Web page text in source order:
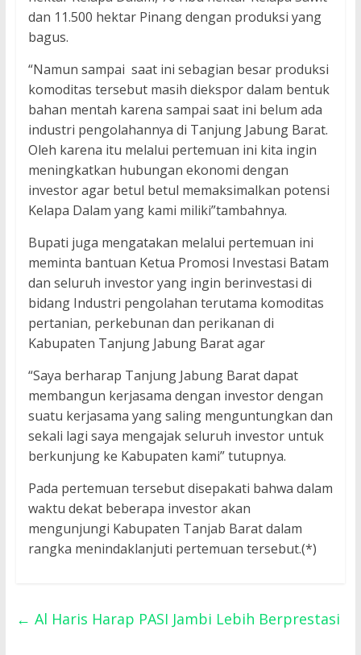
dan 11.500 hektar Pinang dengan produksi yang
bagus.
“Namun sampai saat ini sebagian besar produksi
komoditas tersebut masih diekspor dalam bentuk
bahan mentah karena sampai saat ini belum ada
industri pengolahannya di Tanjung Jabung Barat.
Oleh karena itu melalui pertemuan ini kita ingin
meningkatkan hubungan ekonomi dengan
investor agar betul betul memaksimalkan potensi
Kelapa Dalam yang kami miliki”tambahnya.
Bupati juga mengatakan melalui pertemuan ini
meminta bantuan Ketua Promosi Investasi Batam
dan seluruh investor yang ingin berinvestasi di
bidang Industri pengolahan terutama komoditas
pertanian, perkebunan dan perikanan di
Kabupaten Tanjung Jabung Barat agar
“Saya berharap Tanjung Jabung Barat dapat
membangun kerjasama dengan investor dengan
suatu kerjasama yang saling menguntungkan dan
sekali lagi saya mengajak seluruh investor untuk
berkunjung ke Kabupaten kami” tutupnya.
Pada pertemuan tersebut disepakati bahwa dalam
waktu dekat beberapa investor akan
mengunjungi Kabupaten Tanjab Barat dalam
rangka menindaklanjuti pertemuan tersebut.(*)
← Al Haris Harap PASI Jambi Lebih Berprestasi